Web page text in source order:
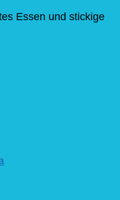
Essen und stickige